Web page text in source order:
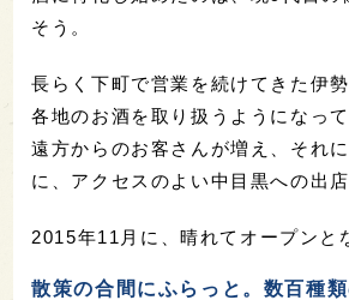
そう。
長らく下町で営業を続けてきた伊
各地のお酒を取り扱うようになっ
遠方からのお客さんが増え、それ
に、アクセスのよい中目黒への出店
2015年11月に、晴れてオープンと
散策の合間にふらっと。数百種